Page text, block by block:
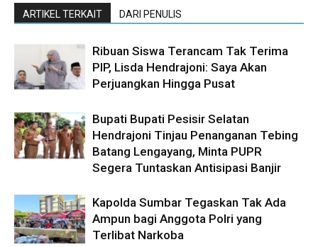
ARTIKEL TERKAIT DARI PENULIS
Ribuan Siswa Terancam Tak Terima
PIP, Lisda Hendrajoni: Saya Akan
Perjuangkan Hingga Pusat
Bupati Bupati Pesisir Selatan
Hendrajoni Tinjau Penanganan Tebing
Batang Lengayang, Minta PUPR
Segera Tuntaskan Antisipasi Banjir
Kapolda Sumbar Tegaskan Tak Ada
Ampun bagi Anggota Polri yang
Terlibat Narkoba